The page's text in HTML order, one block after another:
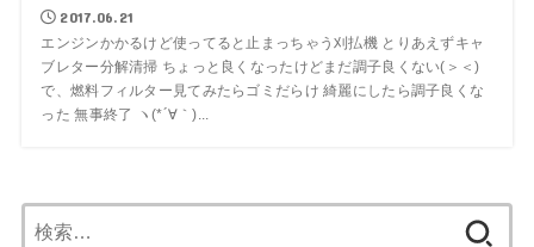
2017.06.21
エンジンかかるけど使ってると止まっちゃう刈払機 とりあえずキャ
ブレター分解清掃 ちょっと良くなったけどまだ調子良くない(＞＜)
で、燃料フィルター見てみたらゴミだらけ 綺麗にしたら調子良くな
った 無事終了 ヽ(*´∀｀)...